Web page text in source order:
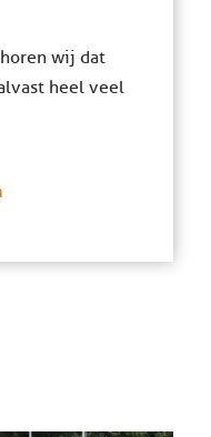
wij dat
heel veel